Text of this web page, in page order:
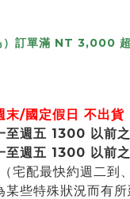
）訂單滿 NT 3,000
末/國定假日 不出貨
週五 1300 以前
至週五 1300 以前
宅配最快約週二到
些特殊狀況而有